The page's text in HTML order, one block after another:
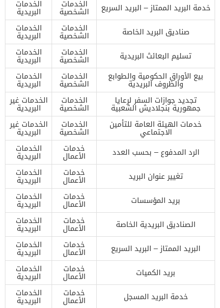
خدمة البريد الممتاز – البريد السريع الخدمات
الشخصية
الخدمات
البريدية
صناديق البريد الخاصة
الخدمات
الشخصية
الخدمات
البريدية
تسليم البعائث البريدية
الخدمات
الشخصية
الخدمات
البريدية
بيع الأوراق الحكومية والطوابع
والظروف البريدية
الخدمات
الشخصية
الخدمات
البريدية
تجديد جوازات السفر لرعايا
جمهورية بنجلاديش الشعبية
الخدمات
الشخصية
الخدمات غير
البريدية
خدمات الهيئة العامة للتأمين
الاجتماعي
الخدمات
الشخصية
الخدمات غير
البريدية
الرد المدفوع – بحسب العدد
خدمات
الأعمال
الخدمات
البريدية
تغيير عنوان البريد
خدمات
الأعمال
الخدمات
البريدية
بريد المؤسسات
خدمات
الأعمال
الخدمات
البريدية
الصناديق البريدية الخاصة
خدمات
الأعمال
الخدمات
البريدية
البريد الممتاز – البريد السريع
خدمات
الأعمال
الخدمات
البريدية
بريد الكميات
خدمات
الأعمال
الخدمات
البريدية
خدمة البريد المسجل
خدمات
الأعمال
الخدمات
البريدية